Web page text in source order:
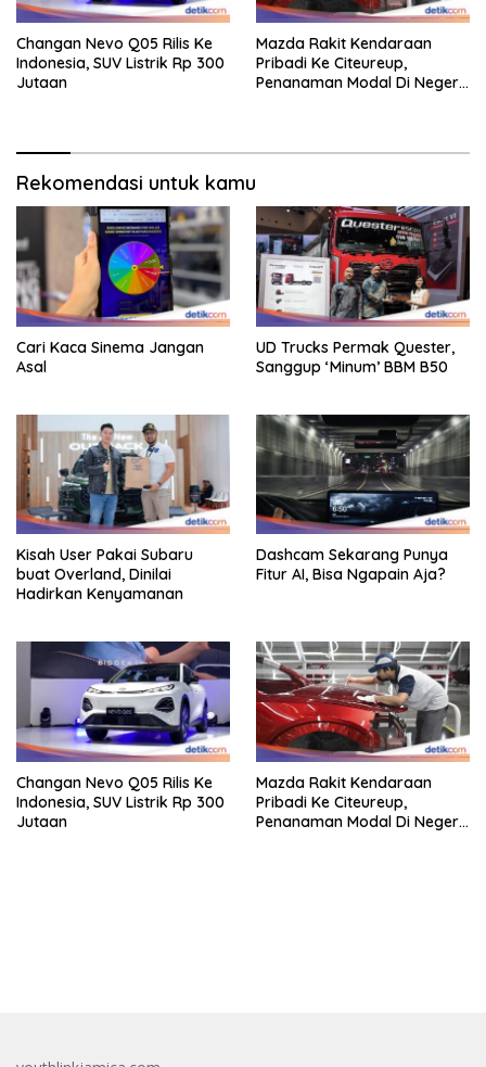
Changan Nevo Q05 Rilis Ke
Indonesia, SUV Listrik Rp 300
Jutaan
Mazda Rakit Kendaraan
Pribadi Ke Citeureup,
Penanaman Modal Di Negeri
Rekomendasi untuk kamu
Cari Kaca Sinema Jangan
Asal
UD Trucks Permak Quester,
Sanggup ‘Minum’ BBM B50
Kisah User Pakai Subaru
buat Overland, Dinilai
Hadirkan Kenyamanan
Dashcam Sekarang Punya
Fitur AI, Bisa Ngapain Aja?
Changan Nevo Q05 Rilis Ke
Indonesia, SUV Listrik Rp 300
Jutaan
Mazda Rakit Kendaraan
Pribadi Ke Citeureup,
Penanaman Modal Di Negeri